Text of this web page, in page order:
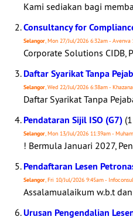
Kami sediakan bagi
Consultancy for
Selangor, Mon 27/Jul/2026 6:32am - Avenva
Corporate Solutions CIDB,
Daftar Syarikat Tanpa
Selangor, Wed 22/Jul/2026 6:38am -
Daftar Syarikat Tanpa
Pendataran Sijil ISO (G7)
Selangor, Mon 13/Jul/2026 11:39am -
! Bermula Januari 2027,
Pendaftaran Lesen
Selangor, Fri 10/Jul/2026 9:45am -
Assalamualaikum w.b.t
Urusan Pengendalian